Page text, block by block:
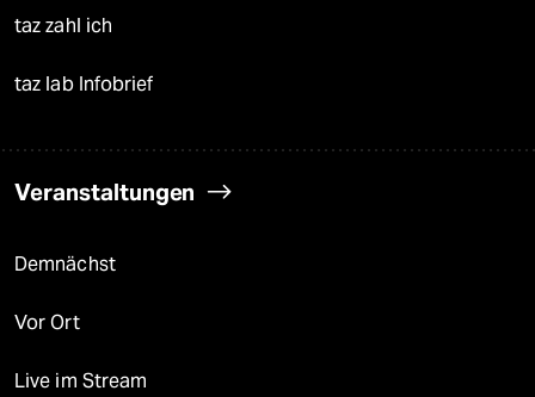
taz zahl ich
taz lab Infobrief
Veranstaltungen
Demnächst
Vor Ort
Live im Stream